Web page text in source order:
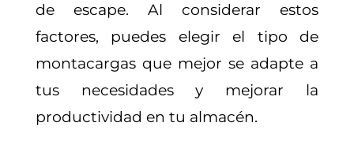
de escape. Al considerar estos
factores, puedes elegir el tipo de
montacargas que mejor se adapte a
tus necesidades y mejorar la
productividad en tu almacén.